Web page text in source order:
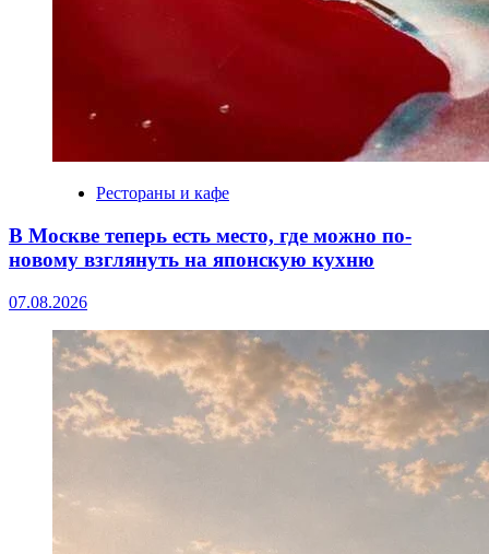
Рестораны и кафе
В Москве теперь есть место, где можно по-
новому взглянуть на японскую кухню
07.08.2026